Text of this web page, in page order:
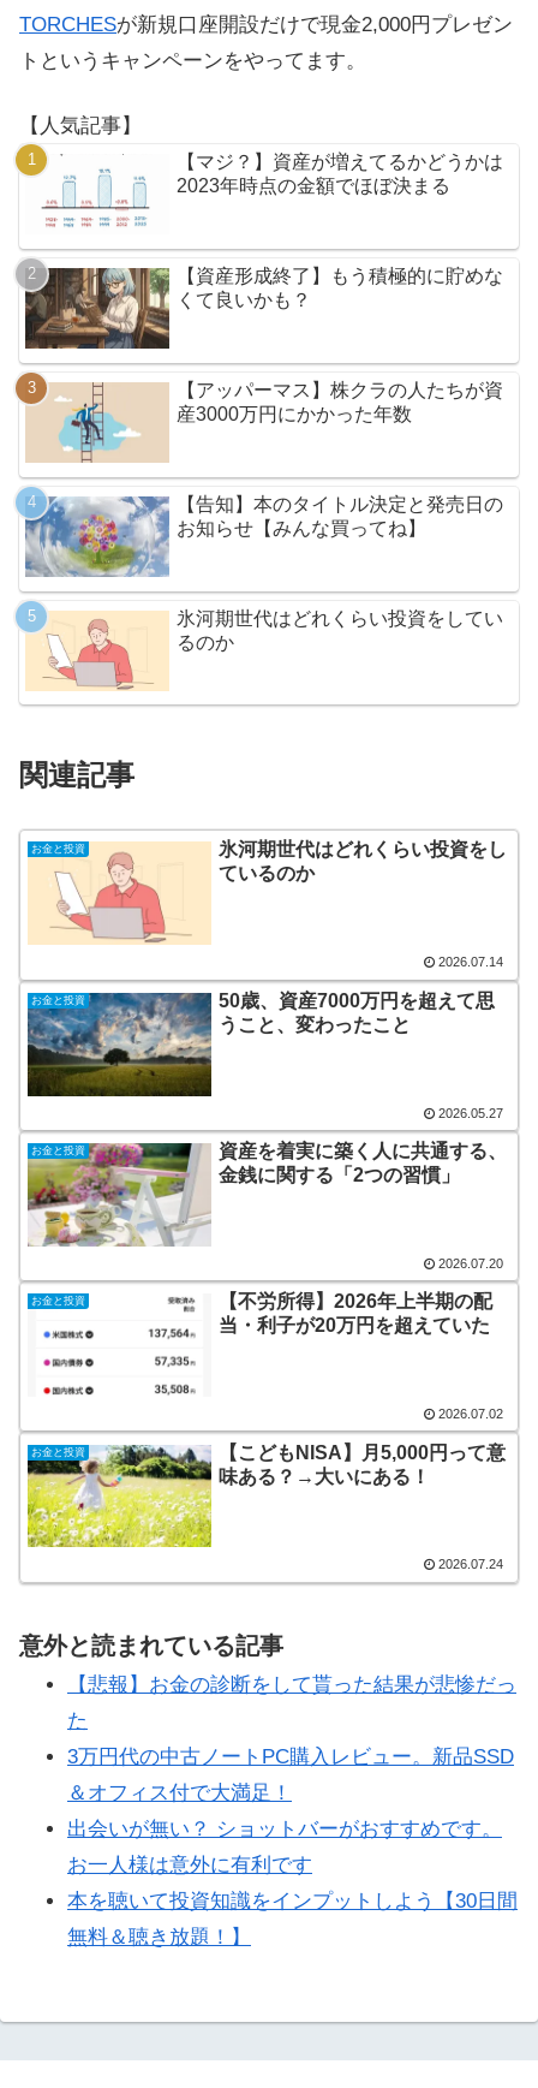
TORCHESが新規口座開設だけで現金2,000円プレゼン
トというキャンペーンをやってます。
【人気記事】
【マジ？】資産が増えてるかどうかは
2023年時点の金額でほぼ決まる
【資産形成終了】もう積極的に貯めな
くて良いかも？
【アッパーマス】株クラの人たちが資
産3000万円にかかった年数
【告知】本のタイトル決定と発売日の
お知らせ【みんな買ってね】
氷河期世代はどれくらい投資をしてい
るのか
関連記事
お金と投資
氷河期世代はどれくらい投資をし
ているのか
2026.07.14
お金と投資
50歳、資産7000万円を超えて思
うこと、変わったこと
2026.05.27
お金と投資
資産を着実に築く人に共通する、
金銭に関する「2つの習慣」
2026.07.20
お金と投資
【不労所得】2026年上半期の配
当・利子が20万円を超えていた
2026.07.02
お金と投資
【こどもNISA】月5,000円って意
味ある？→大いにある！
2026.07.24
意外と読まれている記事
【悲報】お金の診断をして貰った結果が悲惨だっ
た
3万円代の中古ノートPC購入レビュー。新品SSD
＆オフィス付で大満足！
出会いが無い？ ショットバーがおすすめです。
お一人様は意外に有利です
本を聴いて投資知識をインプットしよう【30日間
無料＆聴き放題！】